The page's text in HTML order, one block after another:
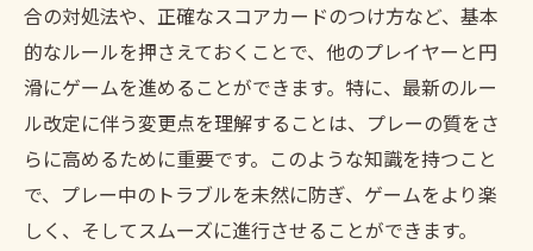
合の対処法や、正確なスコアカードのつけ方など、基本
的なルールを押さえておくことで、他のプレイヤーと円
滑にゲームを進めることができます。特に、最新のルー
ル改定に伴う変更点を理解することは、プレーの質をさ
らに高めるために重要です。このような知識を持つこと
で、プレー中のトラブルを未然に防ぎ、ゲームをより楽
しく、そしてスムーズに進行させることができます。